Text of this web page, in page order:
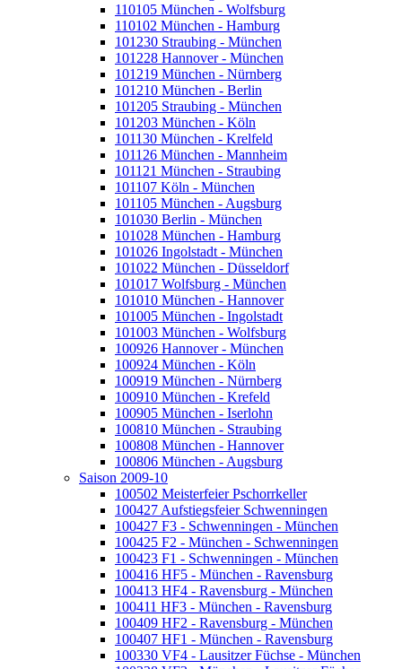
110105 München - Wolfsburg
110102 München - Hamburg
101230 Straubing - München
101228 Hannover - München
101219 München - Nürnberg
101210 München - Berlin
101205 Straubing - München
101203 München - Köln
101130 München - Krelfeld
101126 München - Mannheim
101121 München - Straubing
101107 Köln - München
101105 München - Augsburg
101030 Berlin - München
101028 München - Hamburg
101026 Ingolstadt - München
101022 München - Düsseldorf
101017 Wolfsburg - München
101010 München - Hannover
101005 München - Ingolstadt
101003 München - Wolfsburg
100926 Hannover - München
100924 München - Köln
100919 München - Nürnberg
100910 München - Krefeld
100905 München - Iserlohn
100810 München - Straubing
100808 München - Hannover
100806 München - Augsburg
Saison 2009-10
100502 Meisterfeier Pschorrkeller
100427 Aufstiegsfeier Schwenningen
100427 F3 - Schwenningen - München
100425 F2 - München - Schwenningen
100423 F1 - Schwenningen - München
100416 HF5 - München - Ravensburg
100413 HF4 - Ravensburg - München
100411 HF3 - München - Ravensburg
100409 HF2 - Ravensburg - München
100407 HF1 - München - Ravensburg
100330 VF4 - Lausitzer Füchse - München